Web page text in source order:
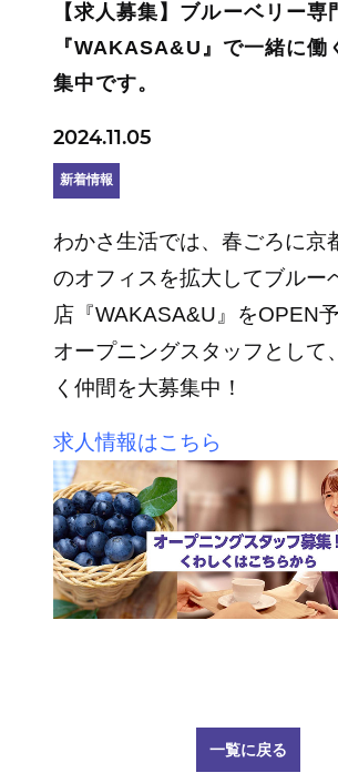
【求人募集】ブルーベリー専
『WAKASA&U』で一緒に働
集中です。
2024.11.05
新着情報
わかさ生活では、春ごろに京
のオフィスを拡大してブルー
店『WAKASA&U』をOPEN予
オープニングスタッフとして
く仲間を大募集中！
求人情報はこちら
一覧に戻る